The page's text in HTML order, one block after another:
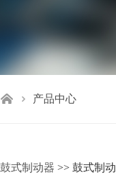
产品中心
鼓式制动器 >> 鼓式制